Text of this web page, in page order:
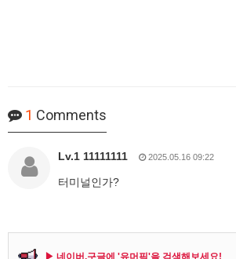
1 Comments
Lv.1 11111111 2025.05.16 09:22
터미널인가?
▶ 네이버,구글에 '유머픽'을 검색해보세요!